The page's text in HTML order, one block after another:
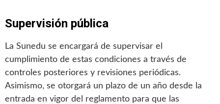
Supervisión pública
La Sunedu se encargará de supervisar el
cumplimiento de estas condiciones a través de
controles posteriores y revisiones periódicas.
Asimismo, se otorgará un plazo de un año desde la
entrada en vigor del reglamento para que las